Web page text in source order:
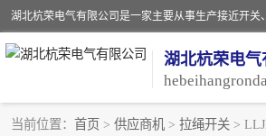
湖北杭荣电气
当前位置： 首页 > 供应商机 > 拉绳开关 >